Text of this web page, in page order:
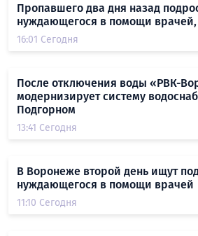
Пропавшего два дня назад
нуждающегося в помощи
16:01 Сегодня
После отключения воды «РВК-
модернизирует систему
Подгорном
13:41 Сегодня
В Воронеже второй день ищут
нуждающегося в помощи врачей
11:10 Сегодня